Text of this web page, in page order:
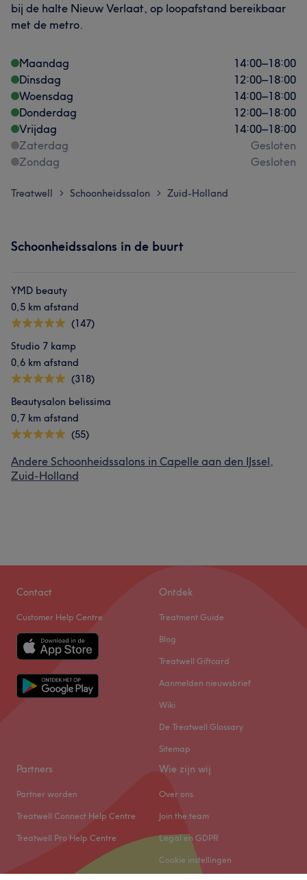
bij de halte Nieuw Verlaat, op loopafstand bereikbaar
met de metro.
Maandag 14:00–18:00
Dinsdag
12:00–18:00
Woensdag
14:00–18:00
Donderdag
12:00–18:00
Vrijdag
14:00–18:00
Zaterdag
Gesloten
Zondag
Gesloten
Treatwell > Schoonheidssalon > Zuid-Holland
Schoonheidssalons in de buurt
YMD beauty
0,5 km afstand
(147)
Studio 7 kamp
0,6 km afstand
(318)
Beautysalon belissima
0,7 km afstand
(55)
Andere Schoonheidssalons in Capelle aan den IJssel,
Zuid-Holland
Contact
Customer Help Centre
Ontdek
Treatment Guide
Blog
Treatwell Giftcard
Aanmelden nieuwsbrief
Wiki
De Treatwell Glossary
Sitemap
Partners
Partner worden
Treatwell Connect Help Centre
Treatwell Pro Help Centre
Wie zijn wij
Over ons
Join the team
Legal en GDPR
Cookie instellingen